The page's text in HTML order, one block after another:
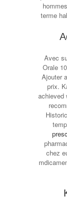
terme
Avec
Orale
Ajouter
prix.
achieved
chez